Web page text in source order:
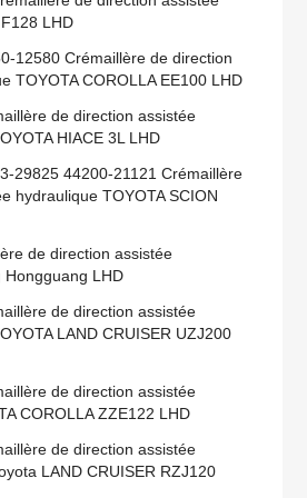
LHD
12580 Crémaillère de direction
TOYOTA COROLLA EE100 LHD
de direction assistée
HIACE 3L LHD
29825 44200-21121 Crémaillère
hydraulique TOYOTA SCION
de direction assistée
Hongguang LHD
de direction assistée
LAND CRUISER UZJ200
de direction assistée
COROLLA ZZE122 LHD
de direction assistée
LAND CRUISER RZJ120